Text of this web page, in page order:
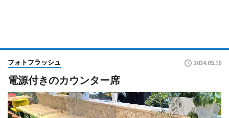
フォトフラッシュ 2024.05.16
電源付きのカウンター席